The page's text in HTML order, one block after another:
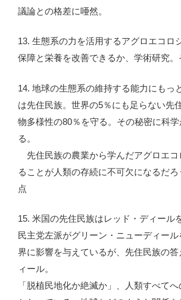
議論との格差に唖然。
13. 生態系の力を活用するアグロエコロ
保障と栄養を改善できるか、学術研究。
14. 地球の生態系の維持する能力にもっ
は先住民族。世界の5％にも足らない先
物多様性の80％を守る。その秘密に科
る。
先住民族の農業から学んだアグロエコ
ることが人類の存続に不可欠になるだ
点
15. 米国の先住民族はレッド・ディール
民主党左派がグリーン・ニューディー
界に影響を与えているが、先住民族の
ィール。
「脱植民地化か絶滅か」、人類すべて